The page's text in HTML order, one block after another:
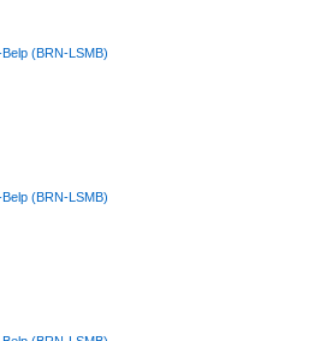
(BRN-LSMB)
(BRN-LSMB)